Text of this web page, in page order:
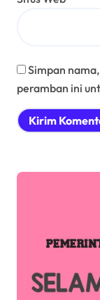
Simpan
peramban ini